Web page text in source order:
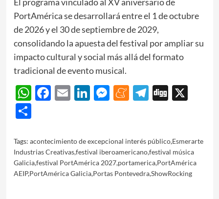
PortAmérica se desarrollará entre el 1 de octubre
de 2026 y el 30 de septiembre de 2029,
consolidando la apuesta del festival por ampliar su
impacto cultural y social más allá del formato
tradicional de evento musical.
WhatsApp
Facebook
EmailLinkedIn
Messenger
Meneame
Telegram
Digg
X
Share
Tags: acontecimiento de excepcional interés público,Esmerarte
Industrias Creativas,festival iberoamericano,festival música
Galicia,festival PortAmérica 2027,portamerica,PortAmérica
AEIP,PortAmérica Galicia,Portas Pontevedra,ShowRocking